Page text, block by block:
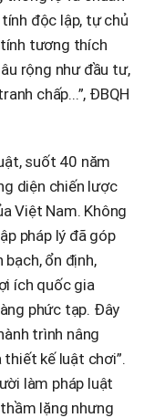
độc lập, tự chủ
tương thích
rộng như đầu tư,
chấp...”, ĐBQH
suốt 40 năm
diện chiến lược
Việt Nam. Không
pháp lý đã góp
ổn định,
ích quốc gia
phức tạp. Đây
trình nâng
kế luật chơi”.
làm pháp luật
lặng nhưng